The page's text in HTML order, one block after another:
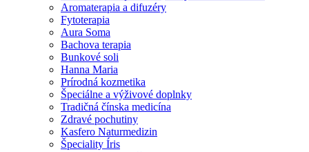
Aromaterapia a difuzéry
Fytoterapia
Aura Soma
Bachova terapia
Bunkové soli
Hanna Maria
Prírodná kozmetika
Špeciálne a výživové doplnky
Tradičná čínska medicína
Zdravé pochutiny
Kasfero Naturmedizin
Špeciality Íris